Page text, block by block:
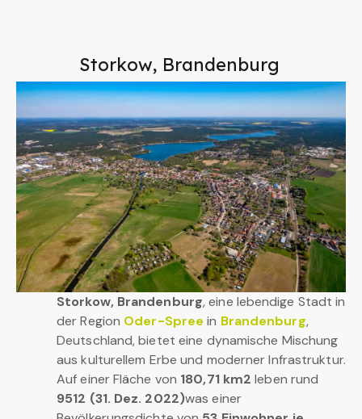
Storkow, Brandenburg
Storkow, Brandenburg, eine lebendige Stadt in
der Region Oder-Spree in Brandenburg,
Deutschland, bietet eine dynamische Mischung
aus kulturellem Erbe und moderner Infrastruktur.
Auf einer Fläche von 180,71 km2 leben rund
9512 (31. Dez. 2022)was einer